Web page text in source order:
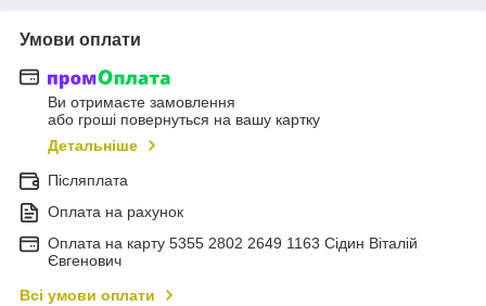
Умови оплати
Ви отримаєте замовлення
або гроші повернуться на вашу картку
Детальніше
Післяплата
Оплата на рахунок
Оплата на карту 5355 2802 2649 1163 Сідин Віталій
Євгенович
Всі умови оплати